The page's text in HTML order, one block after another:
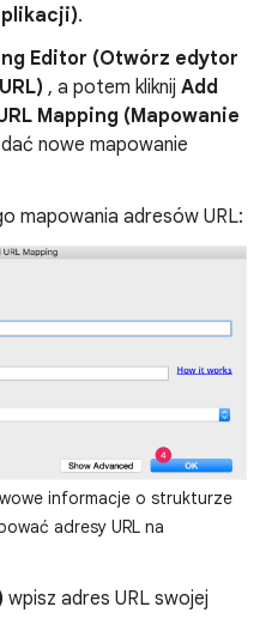
.
Editor (Otwórz edytor
, a potem kliknij Add
Mapping (Mapowanie
nowe mapowanie
mapowania adresów URL:
informacje o strukturze
adresy URL na
wpisz adres URL swojej